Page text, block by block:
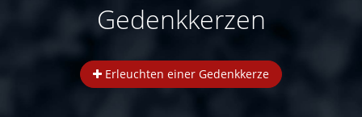
Gedenkkerzen
Erleuchten einer Gedenkkerze